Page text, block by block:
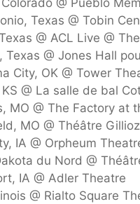
@ Pueblo
Texas @ Tobin
@ ACL Live @
Texas @ Jones Hall
City, OK @ Tower
@ La salle de bal
MO @ The Factory at
MO @ Théâtre Gillioz
IA @ Orpheum
du Nord @
IA @ Adler Theatre
@ Rialto Square